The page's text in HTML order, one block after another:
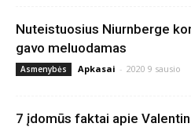
Nuteistuosius Niurnberge
gavo meluodamas
Asmenybės Apkasai - 2020 9 sausio
7 įdomūs faktai apie